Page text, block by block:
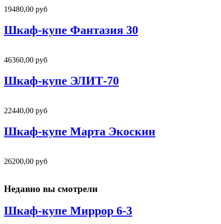
19480,00 руб
Шкаф-купе Фантазия 30
46360,00 руб
Шкаф-купе ЭЛИТ-70
22440,00 руб
Шкаф-купе Марта Экоскин
26200,00 руб
Недавно вы смотрели
Шкаф-купе Миррор 6-3